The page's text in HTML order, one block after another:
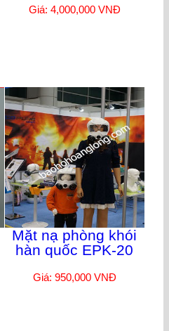
Giá: 4,000,000 VNĐ
Mặt nạ phòng khói
hàn quốc EPK-20
Giá: 950,000 VNĐ